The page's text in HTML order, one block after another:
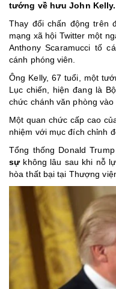
tướng về hưu John Kelly.
Thay đổi chấn động trên
mạng xã hội Twitter một
Anthony Scaramucci tố
cánh phóng viên.
Ông Kelly, 67 tuổi, một
Lục chiến, hiện đang là
chức chánh văn phòng vào
Một quan chức cấp cao
nhiệm với mục đích chỉnh
Tổng thống Donald
sựkhông lâu sau khi nỗ
hòa thất bại tại Thượng